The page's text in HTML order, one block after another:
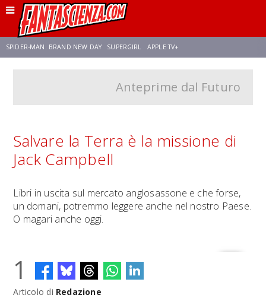
SPIDER-MAN: BRAND NEW DAY SUPERGIRL APPLE TV+
ZENDAYA AVENGERS: DOOMSDAY STAR TREK
Anteprime dal Futuro
Salvare la Terra è la missione di
Jack Campbell
Libri in uscita sul mercato anglosassone e che forse,
un domani, potremmo leggere anche nel nostro Paese.
O magari anche oggi.
1
Articolo di Redazione